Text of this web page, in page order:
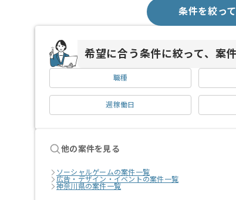
条件を絞っ
希望に合う条件に絞って、案
職種
週稼働日
他の案件を見る
ソーシャルゲームの案件一覧
広告・デザイン・イベントの案件一覧
神奈川県の案件一覧